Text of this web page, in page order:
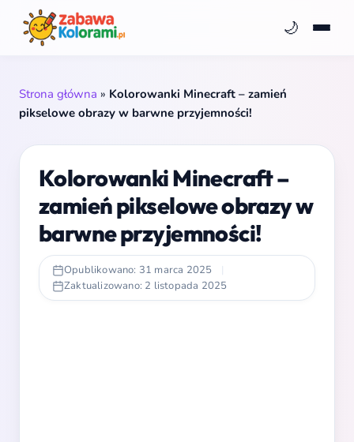
🌙
Strona główna » Kolorowanki Minecraft – zamień
pikselowe obrazy w barwne przyjemności!
Kolorowanki Minecraft –
zamień pikselowe obrazy w
barwne przyjemności!
Opublikowano: 31 marca 2025
|
Zaktualizowano: 2 listopada 2025